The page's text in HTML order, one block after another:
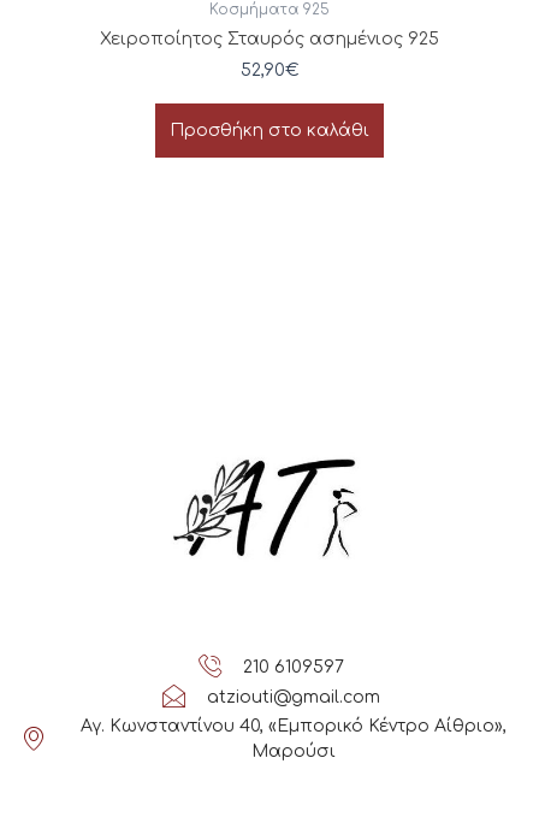
Κοσμήματα 925
Χειροποίητος Σταυρός ασημένιος 925
52,90€
Προσθήκη στο καλάθι
210 6109597
atziouti@gmail.com
Αγ. Κωνσταντίνου 40, «Εμπορικό Κέντρο Αίθριο»,
Μαρούσι